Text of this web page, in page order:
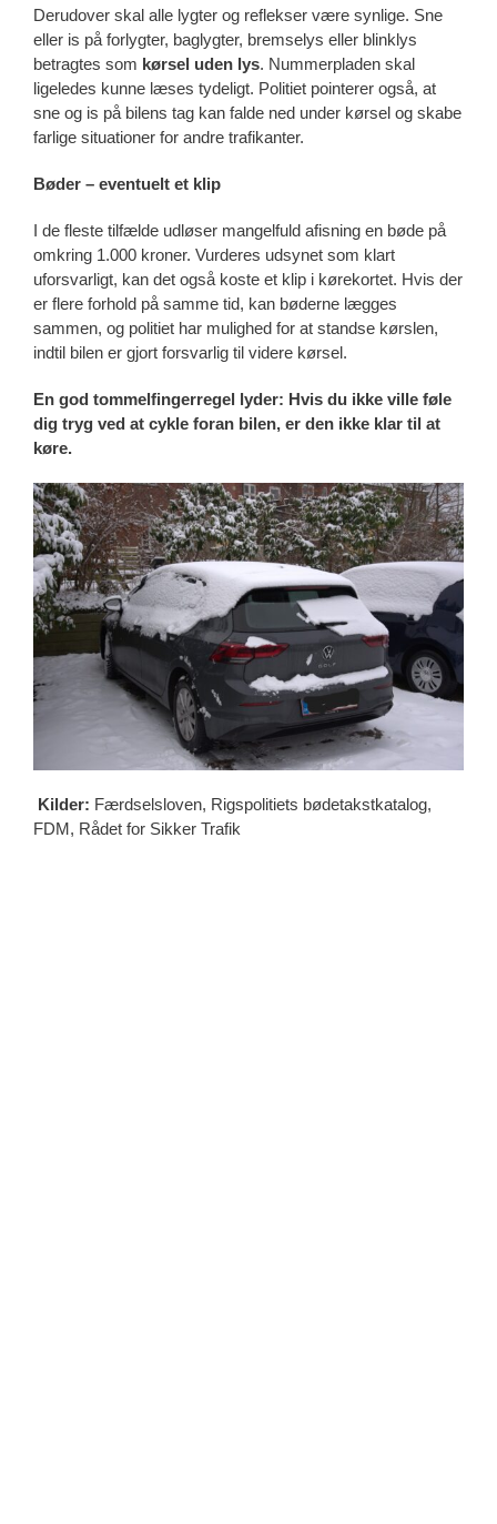
Derudover skal alle lygter og reflekser være synlige. Sne
eller is på forlygter, baglygter, bremselys eller blinklys
betragtes som kørsel uden lys. Nummerpladen skal
ligeledes kunne læses tydeligt. Politiet pointerer også, at
sne og is på bilens tag kan falde ned under kørsel og skabe
farlige situationer for andre trafikanter.
Bøder – eventuelt et klip
I de fleste tilfælde udløser mangelfuld afisning en bøde på
omkring 1.000 kroner. Vurderes udsynet som klart
uforsvarligt, kan det også koste et klip i kørekortet. Hvis der
er flere forhold på samme tid, kan bøderne lægges
sammen, og politiet har mulighed for at standse kørslen,
indtil bilen er gjort forsvarlig til videre kørsel.
En god tommelfingerregel lyder: Hvis du ikke ville føle
dig tryg ved at cykle foran bilen, er den ikke klar til at
køre.
Kilder: Færdselsloven, Rigspolitiets bødetakstkatalog,
FDM, Rådet for Sikker Trafik